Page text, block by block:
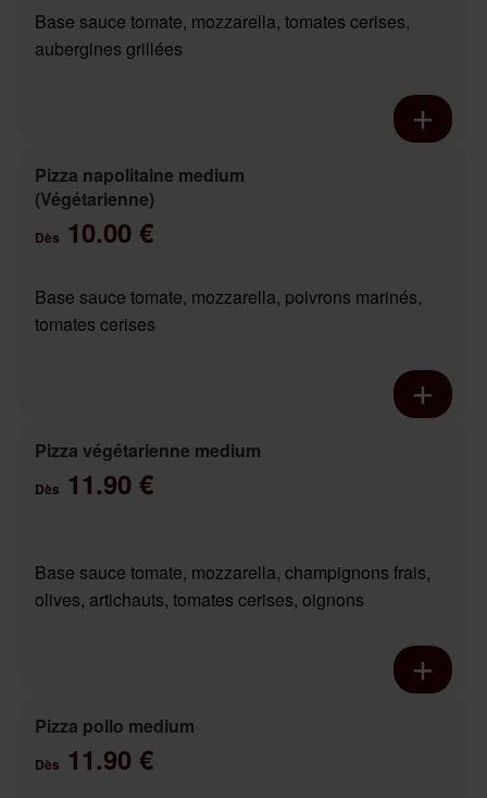
Base sauce tomate, mozzarella, tomates cerises,
aubergines grillées
Pizza napolitaine medium
(Végétarienne)
Dès 10.00 €
Base sauce tomate, mozzarella, poivrons marinés,
tomates cerises
Pizza végétarienne medium
Dès 11.90 €
Base sauce tomate, mozzarella, champignons frais,
olives, artichauts, tomates cerises, oignons
Pizza pollo medium
Dès 11.90 €